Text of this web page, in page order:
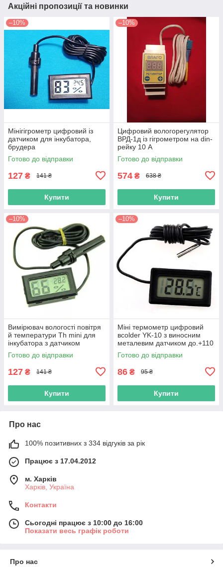
Акційні пропозиції та новинки
–10%
Мінігігрометр цифровий із
датчиком для інкубатора,
брудера
Готово до відправки
127 ₴ 141 ₴
Купити
–10%
Цифровий вологорегулятор
ВРД-1д із гігрометром на din-
рейку 10 А
Готово до відправки
574 ₴ 638 ₴
Купити
–10%
Вимірювач вологості повітря
й температури Th mini для
інкубатора з датчиком
Готово до відправки
127 ₴ 141 ₴
Купити
–10%
Міні термометр цифровий
вcolder YK-10 з виносним
металевим датчиком до.+110
°C
Готово до відправки
86 ₴ 95 ₴
Купити
Про нас
100% позитивних з 334 відгуків за рік
Працює з 17.04.2012
м. Харків
Харків, Україна
Контакти
Сьогодні працює з 10:00 до 16:00
Показати весь графік роботи
Про нас